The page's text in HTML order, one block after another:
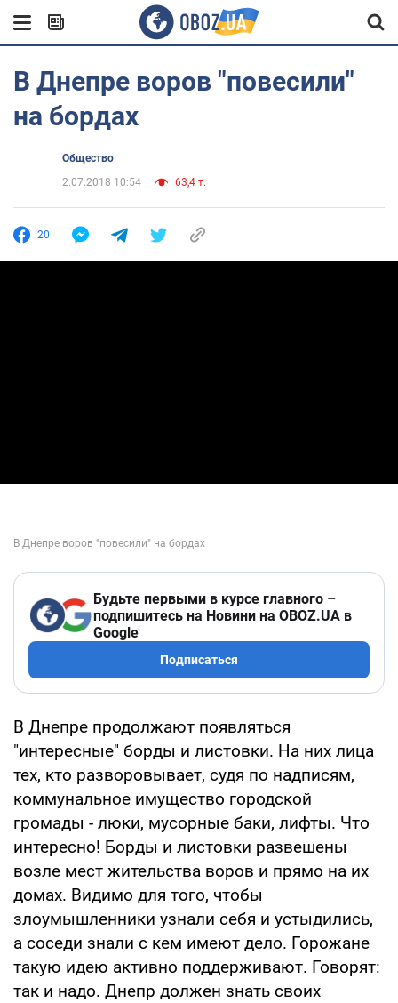
В Днепре воров "повесили"
на бордах
Общество
2.07.2018 10:54
63,4 т.
20
Будьте первыми в курсе главного –
подпишитесь на Новини на OBOZ.UA в
Google
Подписаться
В Днепре продолжают появляться
"интересные" борды и листовки. На них лица
тех, кто разворовывает, судя по надписям,
коммунальное имущество городской
громады - люки, мусорные баки, лифты. Что
интересно! Борды и листовки развешены
возле мест жительства воров и прямо на их
домах. Видимо для того, чтобы
злоумышленники узнали себя и устыдились,
а соседи знали с кем имеют дело. Горожане
такую идею активно поддерживают. Говорят:
так и надо. Днепр должен знать своих